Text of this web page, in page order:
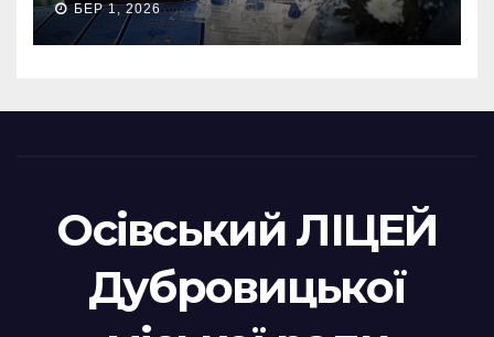
БЕР 1, 2026
Осівський ЛІЦЕЙ
Дубровицької